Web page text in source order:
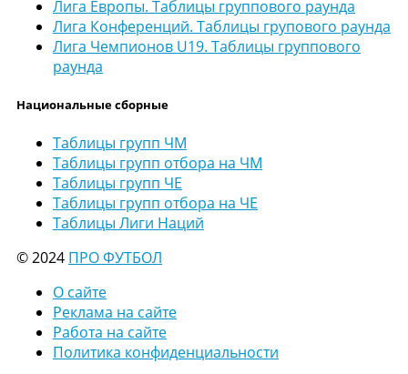
Лига Европы. Таблицы группового раунда
Лига Конференций. Таблицы групового раунда
Лига Чемпионов U19. Таблицы группового
раунда
Национальные сборные
Таблицы групп ЧМ
Таблицы групп отбора на ЧМ
Таблицы групп ЧЕ
Таблицы групп отбора на ЧЕ
Таблицы Лиги Наций
© 2024 ПРО ФУТБОЛ
О сайте
Реклама на сайте
Работа на сайте
Политика конфиденциальности